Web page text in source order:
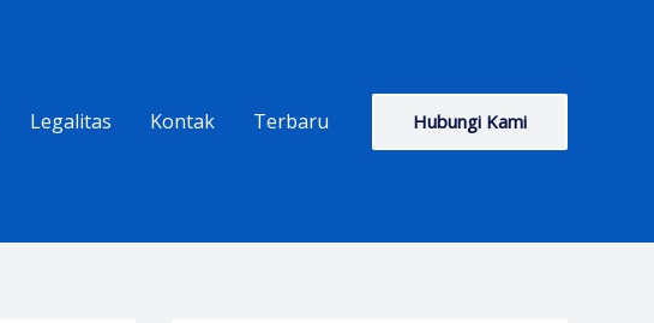
Legalitas Kontak Terbaru Hubungi Kami